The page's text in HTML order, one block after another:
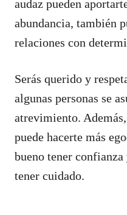
audaz pueden
abundancia, también
relaciones con
Serás querido y
algunas personas se
atrevimiento.
puede hacerte más
bueno tener
tener cuidado.